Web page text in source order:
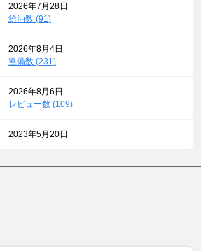
2026年7月28日
給油数 (91)
2026年8月4日
整備数 (231)
2026年8月6日
レビュー数 (109)
2023年5月20日